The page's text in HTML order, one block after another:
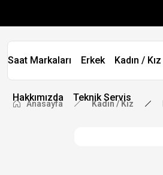
Saat Markaları Erkek Kadın / Kız
Hakkımızda Teknik Servis
Anasayfa Kadın / Kız